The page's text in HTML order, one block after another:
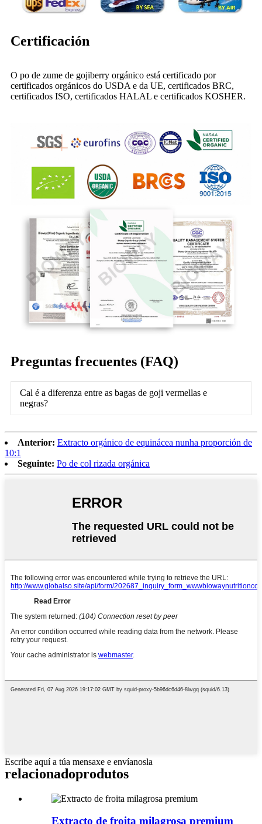
Certificación
O po de zume de gojiberry orgánico está certificado por
certificados orgánicos do USDA e da UE, certificados BRC,
certificados ISO, certificados HALAL e certificados KOSHER.
Preguntas frecuentes (FAQ)
Cal é a diferenza entre as bagas de goji vermellas e
negras?
Anterior: Extracto orgánico de equinácea nunha proporción de
10:1
Seguinte: Po de col rizada orgánica
Escribe aquí a túa mensaxe e envíanosla
relacionadoprodutos
Extracto de froita milagrosa premium